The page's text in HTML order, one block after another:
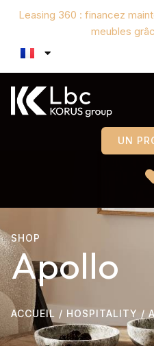
Leasing 360 : financez
meubles
UN
SHOP
Apollo
ACCUEIL / HOSPITALITY /